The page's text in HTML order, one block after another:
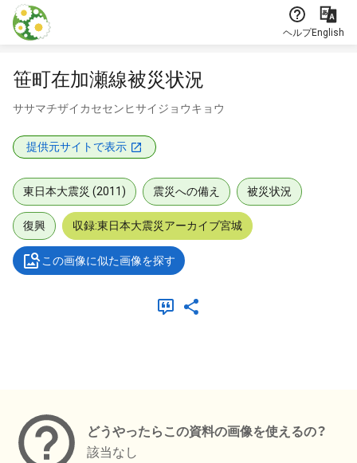
本文に飛ぶ
ヘルプEnglish
笹町在加瀬線被災状況
ササマチザイカセセンヒサイジョウキョウ
提供元サイトで表示
東日本大震災 (2011) 震災への備え 被災状況
復興 収録:東日本大震災アーカイブ宮城
この画像に似た画像を探す
どうやったらこの資料の画像を使えるの？
該当なし